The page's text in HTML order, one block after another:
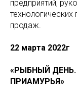
предприятий,
технологических
продаж.
22 марта 2022г
«РЫБНЫЙ
ПРИАМУРЬЯ»